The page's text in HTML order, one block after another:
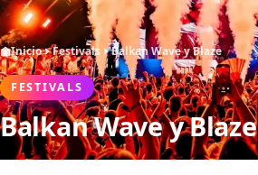
Inicio Festivals Balkan Wave y Blaze
FESTIVALS
Balkan Wave y Blaze